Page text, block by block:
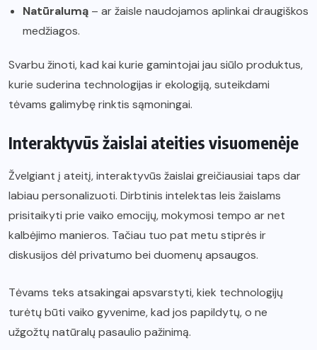
Natūralumą – ar žaisle naudojamos aplinkai draugiškos
medžiagos.
Svarbu žinoti, kad kai kurie gamintojai jau siūlo produktus,
kurie suderina technologijas ir ekologiją, suteikdami
tėvams galimybę rinktis sąmoningai.
Interaktyvūs žaislai ateities visuomenėje
Žvelgiant į ateitį, interaktyvūs žaislai greičiausiai taps dar
labiau personalizuoti. Dirbtinis intelektas leis žaislams
prisitaikyti prie vaiko emocijų, mokymosi tempo ar net
kalbėjimo manieros. Tačiau tuo pat metu stiprės ir
diskusijos dėl privatumo bei duomenų apsaugos.
Tėvams teks atsakingai apsvarstyti, kiek technologijų
turėtų būti vaiko gyvenime, kad jos papildytų, o ne
užgožtų natūralų pasaulio pažinimą.